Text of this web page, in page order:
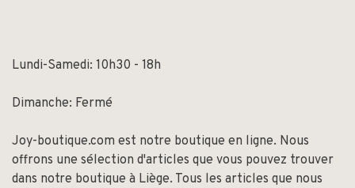
Lundi-Samedi: 10h30 - 18h
Dimanche: Fermé
Joy-boutique.com est notre boutique en ligne. Nous
offrons une sélection d'articles que vous pouvez trouver
dans notre boutique à Liège. Tous les articles que nous